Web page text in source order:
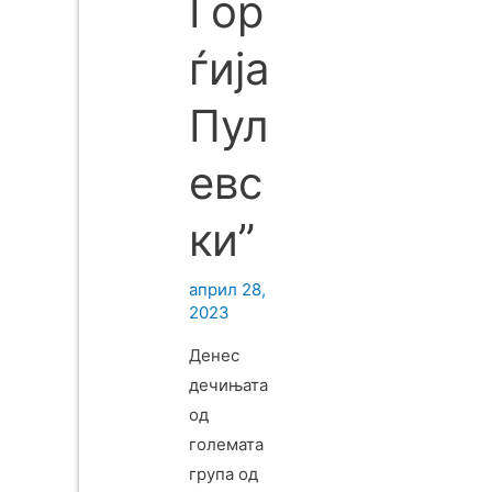
Ѓор
ѓија
Пул
евс
ки”
април 28,
2023
Денес
дечињата
од
големата
група од